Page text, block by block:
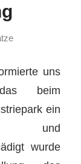
uns
beim
ein
und
wurde